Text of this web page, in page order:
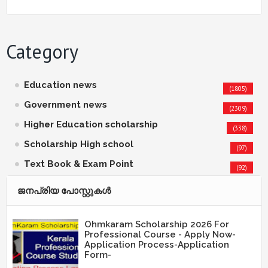
Category
Education news (1805)
Government news (2309)
Higher Education scholarship (338)
Scholarship High school (97)
Text Book & Exam Point (92)
ജനപ്രിയ പോസ്റ്റുകള്‍‌
Ohmkaram Scholarship 2026 For
Professional Course - Apply Now-
Application Process-Application
Form-